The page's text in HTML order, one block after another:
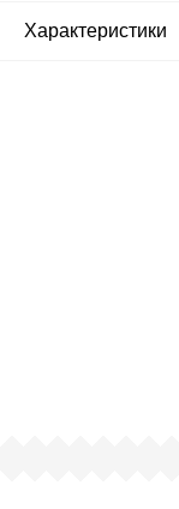
Характеристики